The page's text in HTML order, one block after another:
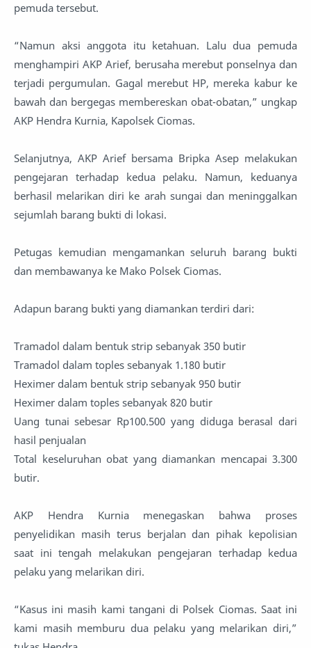
pemuda tersebut.
“Namun aksi anggota itu ketahuan. Lalu dua pemuda
menghampiri AKP Arief, berusaha merebut ponselnya dan
terjadi pergumulan. Gagal merebut HP, mereka kabur ke
bawah dan bergegas membereskan obat-obatan,” ungkap
AKP Hendra Kurnia, Kapolsek Ciomas.
Selanjutnya, AKP Arief bersama Bripka Asep melakukan
pengejaran terhadap kedua pelaku. Namun, keduanya
berhasil melarikan diri ke arah sungai dan meninggalkan
sejumlah barang bukti di lokasi.
Petugas kemudian mengamankan seluruh barang bukti
dan membawanya ke Mako Polsek Ciomas.
Adapun barang bukti yang diamankan terdiri dari:
Tramadol dalam bentuk strip sebanyak 350 butir
Tramadol dalam toples sebanyak 1.180 butir
Heximer dalam bentuk strip sebanyak 950 butir
Heximer dalam toples sebanyak 820 butir
Uang tunai sebesar Rp100.500 yang diduga berasal dari
hasil penjualan
Total keseluruhan obat yang diamankan mencapai 3.300
butir.
AKP Hendra Kurnia menegaskan bahwa proses
penyelidikan masih terus berjalan dan pihak kepolisian
saat ini tengah melakukan pengejaran terhadap kedua
pelaku yang melarikan diri.
“Kasus ini masih kami tangani di Polsek Ciomas. Saat ini
kami masih memburu dua pelaku yang melarikan diri,”